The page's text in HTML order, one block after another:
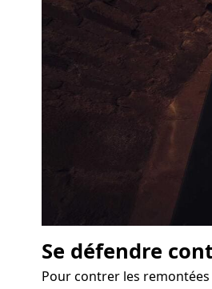
Se défendre
Pour contrer les